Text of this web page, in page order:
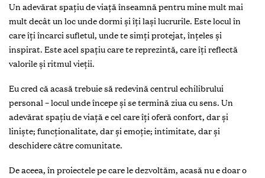
Un adevărat spațiu de viață înseamnă pentru mine mult mai
mult decât un loc unde dormi și îți lași lucrurile. Este locul în
care îți încarci sufletul, unde te simți protejat, înțeles și
inspirat. Este acel spațiu care te reprezintă, care îți reflectă
valorile și ritmul vieții.
Eu cred că acasă trebuie să redevină centrul echilibrului
personal – locul unde începe și se termină ziua cu sens. Un
adevărat spațiu de viață e cel care îți oferă confort, dar și
liniște; funcționalitate, dar și emoție; intimitate, dar și
deschidere către comunitate.
De aceea, în proiectele pe care le dezvoltăm, acasă nu e doar o